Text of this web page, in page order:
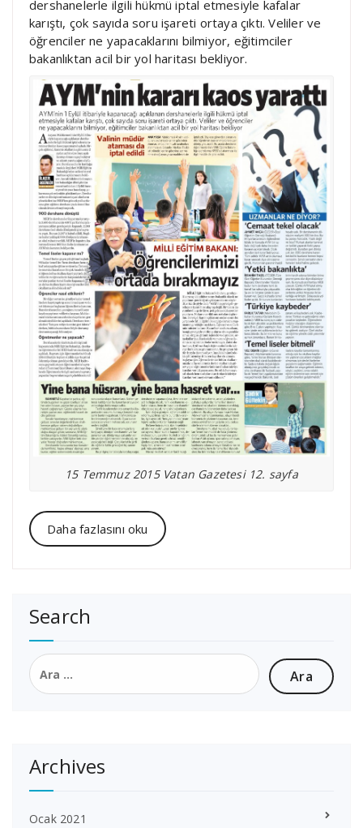
dershanelerle ilgili hükmü iptal etmesiyle kafalar
karıştı, çok sayıda soru işareti ortaya çıktı. Veliler ve
öğrenciler ne yapacaklarını bilmiyor, eğitimciler
bakanlıktan acil bir yol haritası bekliyor.
15 Temmuz 2015 Vatan Gazetesi 12. sayfa
Daha fazlasını oku
Search
Arama:
Archives
Ocak 2021